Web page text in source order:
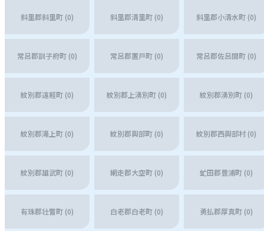
斜里郡斜里町 (0) 斜里郡清里町 (0) 斜里郡小清水町 (0)
常呂郡訓子府町 (0) 常呂郡置戸町 (0) 常呂郡佐呂間町 (0)
紋別郡遠軽町 (0) 紋別郡上湧別町 (0) 紋別郡湧別町 (0)
紋別郡滝上町 (0) 紋別郡興部町 (0) 紋別郡西興部村 (0)
紋別郡雄武町 (0) 網走郡大空町 (0) 虻田郡豊浦町 (0)
有珠郡壮瞥町 (0) 白老郡白老町 (0) 勇払郡厚真町 (0)